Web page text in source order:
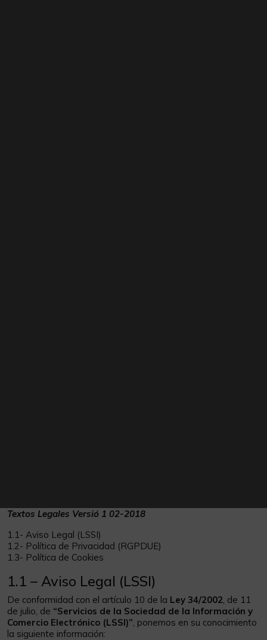
Textos Legales Versió 1 02-2018
1.1- Aviso Legal (LSSI)
1.2- Política de Privacidad (RGPDUE)
1.3- Política de Cookies
1.1 – Aviso Legal (LSSI)
De conformidad con el artículo 10 de la Ley 34/2002 , de 11
de julio, de “Servicios de la Sociedad de la Información y
Comercio Electrónico (LSSI)” , ponemos en su conocimiento
la siguiente información: